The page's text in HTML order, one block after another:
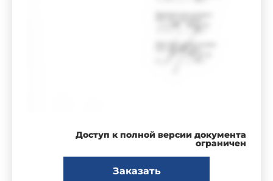
Доступ к полной версии документа
ограничен
Заказать